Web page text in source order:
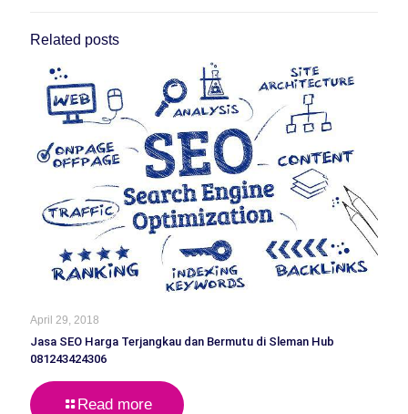
Related posts
April 29, 2018
Jasa SEO Harga Terjangkau dan Bermutu di Sleman Hub
081243424306
Read more